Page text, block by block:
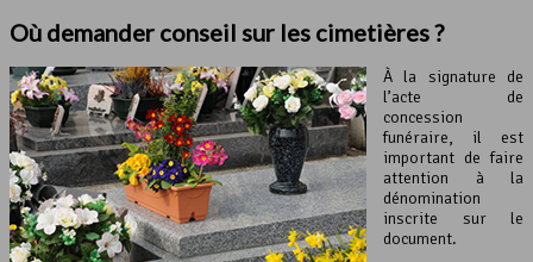
Où demander conseil sur les cimetières ?
À la signature de
l’acte de
concession
funéraire, il est
important de faire
attention à la
dénomination
inscrite sur le
document.